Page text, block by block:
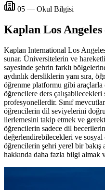
05 — Okul Bilgisi
Kaplan Los
Kaplan International Los
sunar. Üniversitelerin ve
sayesinde şehrin farklı
aydınlık dersliklerin yanı sıra,
öğrenme platformu gibi araçlarla
öğrencilere ders
profesyonellerdir. Sınıf
öğrencilerin dil seviyelerini
ilerlemesini takip etmek ve
öğrencilerin sadece dil
değerlendirebilecekleri ve
öğrencilerin şehri yerel bir bakış
hakkında daha fazla bilgi almak